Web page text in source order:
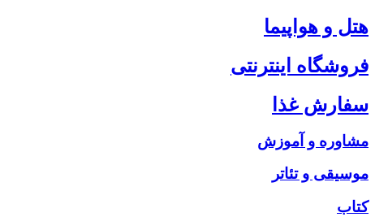
هتل و هواپیما
فروشگاه اینترنتی
سفارش غذا
مشاوره و آموزش
موسیقی و تئاتر
کتاب